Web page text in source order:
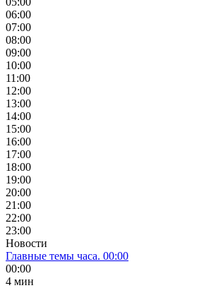
06:00
07:00
08:00
09:00
10:00
11:00
12:00
13:00
14:00
15:00
16:00
17:00
18:00
19:00
20:00
21:00
22:00
23:00
Новости
Главные темы часа. 00:00
00:00
4 мин